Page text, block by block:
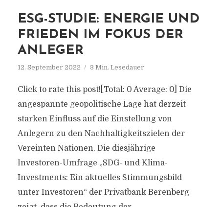
ESG-STUDIE: ENERGIE UND
FRIEDEN IM FOKUS DER
ANLEGER
12. September 2022 3 Min. Lesedauer
Click to rate this post![Total: 0 Average: 0] Die
angespannte geopolitische Lage hat derzeit
starken Einfluss auf die Einstellung von
Anlegern zu den Nachhaltigkeitszielen der
Vereinten Nationen. Die diesjährige
Investoren-Umfrage „SDG- und Klima-
Investments: Ein aktuelles Stimmungsbild
unter Investoren“ der Privatbank Berenberg